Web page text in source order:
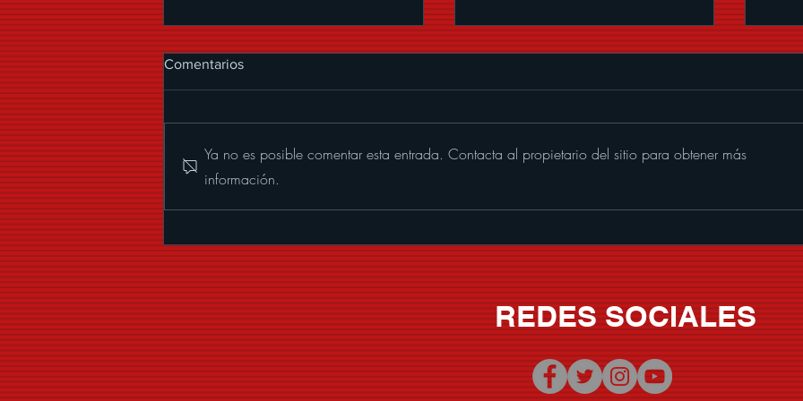
MARIACHI LLENA DE
COQUETERÍA Y BUENA
VIBRA.
Comentarios
Ya no es posible comentar esta entrada. Contacta al propietario del sitio para obtener más
información.
REDES SOCIALES